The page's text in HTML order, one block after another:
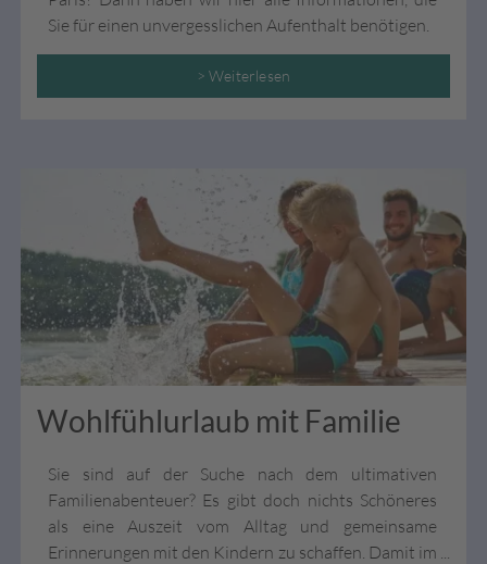
Sie für einen unvergesslichen Aufenthalt benötigen.
> Weiterlesen
Wohlfühlurlaub mit Familie
Sie sind auf der Suche nach dem ultimativen
Familienabenteuer? Es gibt doch nichts Schöneres
als eine Auszeit vom Alltag und gemeinsame
Erinnerungen mit den Kindern zu schaffen. Damit im